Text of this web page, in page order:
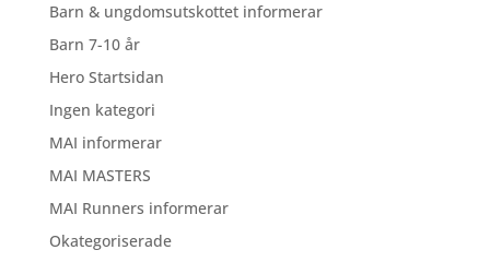
Barn & ungdomsutskottet informerar
Barn 7-10 år
Hero Startsidan
Ingen kategori
MAI informerar
MAI MASTERS
MAI Runners informerar
Okategoriserade